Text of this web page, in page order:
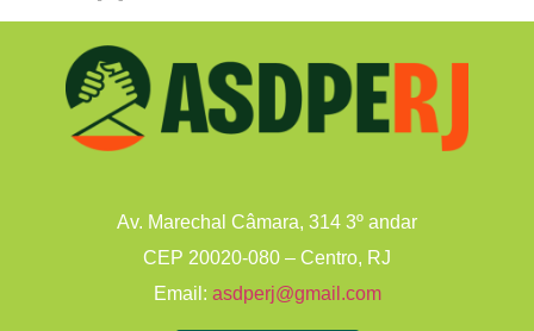
Av. Marechal Câmara, 314 3º andar
CEP 20020-080 – Centro, RJ
Email: asdperj@gmail.com